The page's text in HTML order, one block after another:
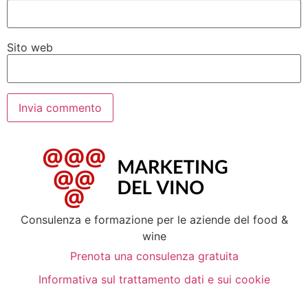
Sito web
Consulenza e formazione per le aziende del food &
wine
Prenota una consulenza gratuita
Informativa sul trattamento dati e sui cookie